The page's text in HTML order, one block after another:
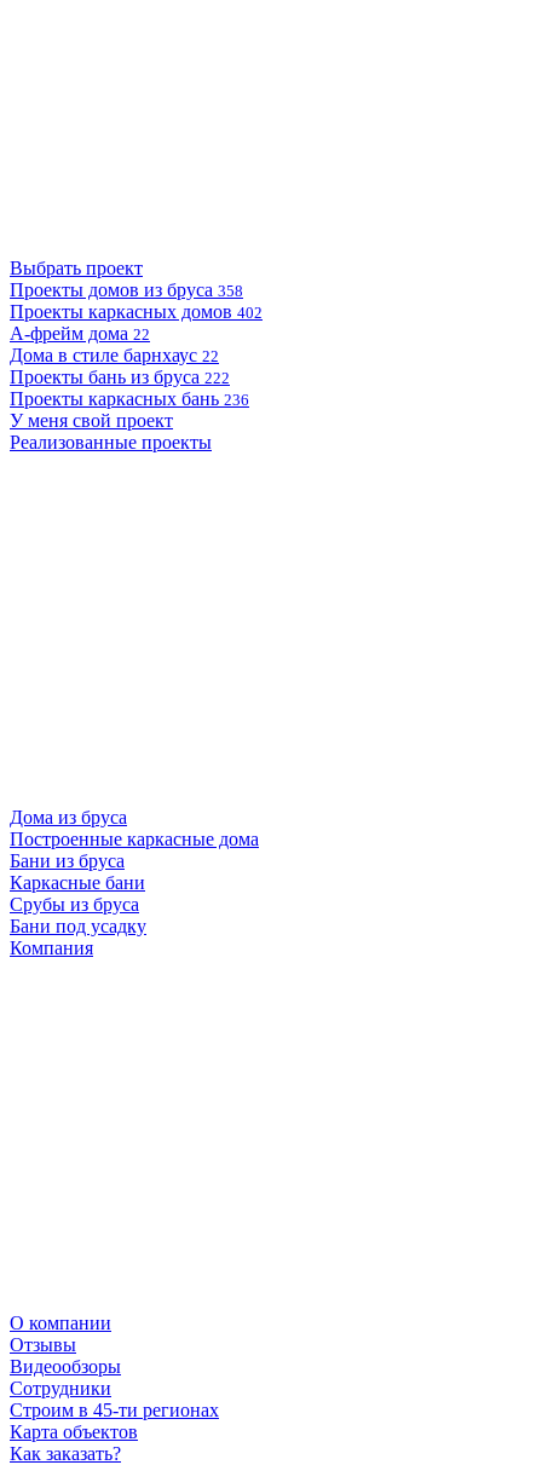
Выбрать проект
Проекты домов из бруса 358
Проекты каркасных домов 402
А-фрейм дома 22
Дома в стиле барнхаус 22
Проекты бань из бруса 222
Проекты каркасных бань 236
У меня свой проект
Реализованные проекты
Дома из бруса
Построенные каркасные дома
Бани из бруса
Каркасные бани
Срубы из бруса
Бани под усадку
Компания
О компании
Отзывы
Видеообзоры
Сотрудники
Строим в 45-ти регионах
Карта объектов
Как заказать?